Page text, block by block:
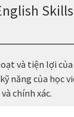
và tiện lợi
năng của học
chính xác.